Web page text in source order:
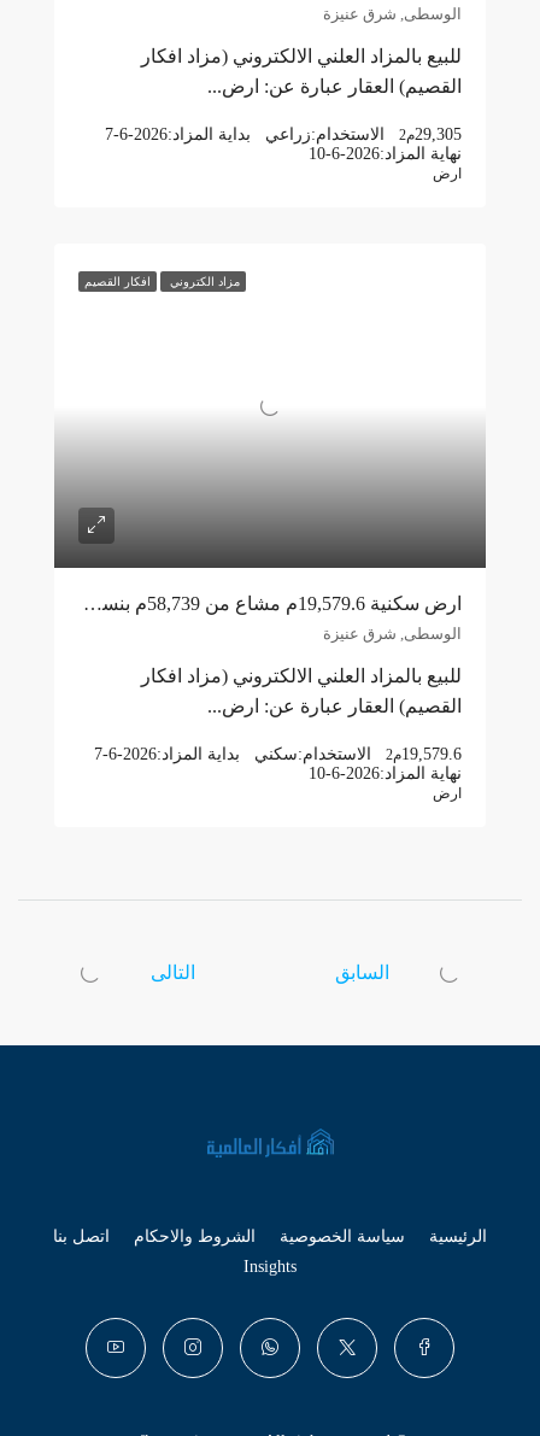
الوسطى, شرق عنيزة
للبيع بالمزاد العلني الالكتروني (مزاد افكار
القصيم) العقار عبارة عن: ارض...
29,305م2 الاستخدام:زراعي بداية المزاد:7-6-2026
نهاية المزاد:10-6-2026
ارض
مزاد الكتروني افكار القصيم
ارض سكنية 19,579.6م مشاع من 58,739م بنسبة 33% شرق عنيزة
الوسطى, شرق عنيزة
للبيع بالمزاد العلني الالكتروني (مزاد افكار
القصيم) العقار عبارة عن: ارض...
19,579.6م2 الاستخدام:سكني بداية المزاد:7-6-2026
نهاية المزاد:10-6-2026
ارض
السابق التالى
الرئيسية سياسة الخصوصية الشروط والاحكام
اتصل بنا
Insights